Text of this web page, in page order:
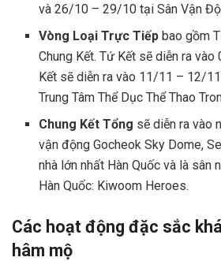
và 26/10 – 29/10 tại Sân Vận
Vòng Loại Trực Tiếp bao gồm
Chung Kết. Tứ Kết sẽ diễn ra
Kết sẽ diễn ra vào 11/11 – 12/
Trung Tâm Thể Dục Thể Thao
Chung Kết Tổng sẽ diễn ra vào
vận động Gocheok Sky Dome,
nhà lớn nhất Hàn Quốc và là sân
Hàn Quốc: Kiwoom Heroes.
Các hoạt động đặc sắc
hâm mộ